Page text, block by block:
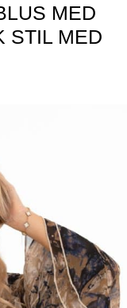
MED
STIL MED